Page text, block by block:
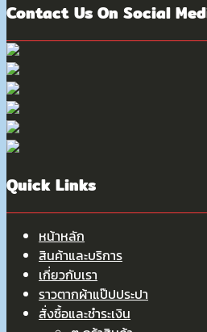
Contact Us On Social
Quick Links
หน้าหลัก
สินค้าและบริการ
เกี่ยวกับเรา
ราวตากผ้าแป๊ปประปา
สั่งซื้อและชำระเงิน